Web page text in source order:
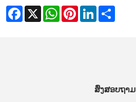
Facebook
X WhatsAppPinterestLinkedIn
ສົ່ງສອບຖາມ